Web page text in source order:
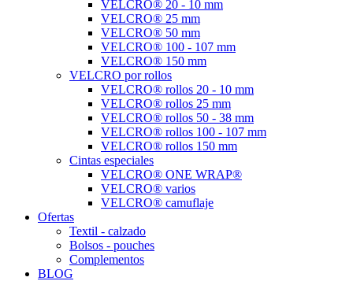
VELCRO® 20 - 10 mm
VELCRO® 25 mm
VELCRO® 50 mm
VELCRO® 100 - 107 mm
VELCRO® 150 mm
VELCRO por rollos
VELCRO® rollos 20 - 10 mm
VELCRO® rollos 25 mm
VELCRO® rollos 50 - 38 mm
VELCRO® rollos 100 - 107 mm
VELCRO® rollos 150 mm
Cintas especiales
VELCRO® ONE WRAP®
VELCRO® varios
VELCRO® camuflaje
Ofertas
Textil - calzado
Bolsos - pouches
Complementos
BLOG